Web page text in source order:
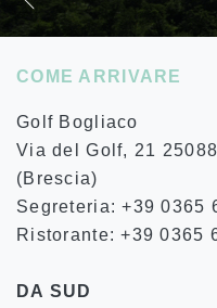
COME ARRIVARE
Golf Bogliaco
Via del Golf, 21
(Brescia)
Segreteria: +39 0365
Ristorante: +39 0365
DA SUD